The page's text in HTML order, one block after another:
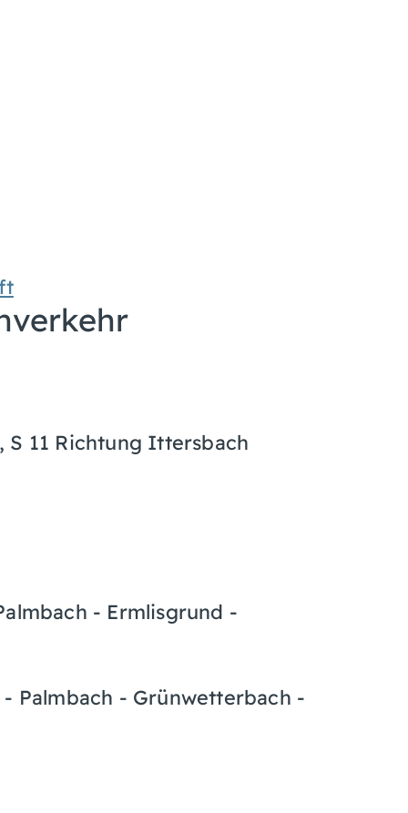
S 11 Richtung Ittersbach
- Ermlisgrund -
Palmbach - Grünwetterbach -